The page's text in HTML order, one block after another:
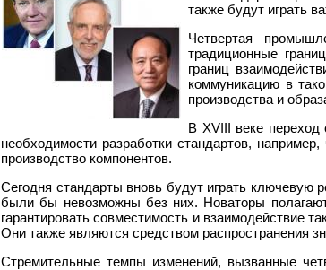
также будут играть
Четвертая
традиционные
границ
коммуникацию в
производства и
В XVIII веке
необходимости разработки стандартов,
производство компонентов.
Сегодня стандарты вновь будут играть ключевую
были бы невозможны без них. Новаторы
гарантировать совместимость и взаимодействие
Они также являются средством распространения
Стремительные темпы изменений, вызванные